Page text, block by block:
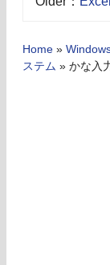
Home »
ステム » かな入